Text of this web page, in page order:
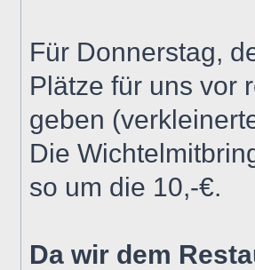
Für Donnerstag,
Plätze für uns vor
geben
Die
so um die 10,-€.
Da wir dem